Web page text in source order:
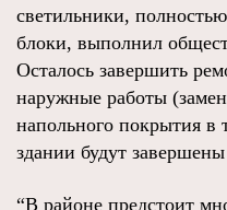
светильники,
блоки, выполнил
Осталось завершить
наружные работы
напольного покрытия в
здании будут
“В районе предстоит